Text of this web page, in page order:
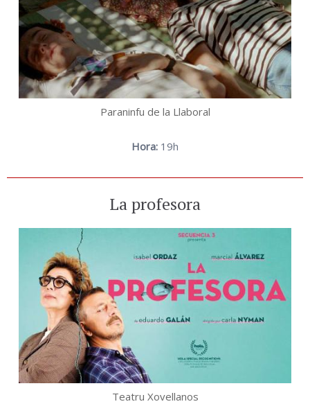
Paraninfu de la Llaboral
Hora: 19h
La profesora
Teatru Xovellanos